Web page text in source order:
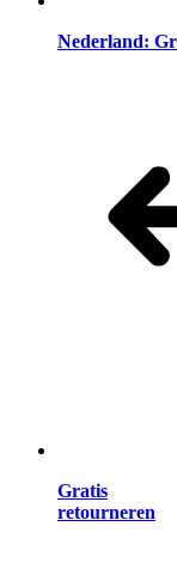
Nederland:
Gratis
retourneren